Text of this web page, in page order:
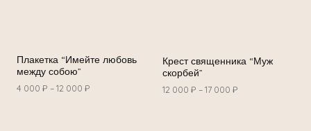
Плакетка “Имейте любовь
между собою”
4 000 ₽ –12 000 ₽
Крест священника “Муж
скорбей”
12 000 ₽ –17 000 ₽